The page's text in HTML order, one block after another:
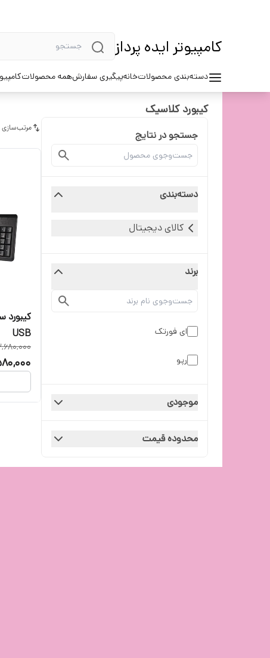
کامپیوتر ایده پرداز
دسته‌بندی محصولاتخانهپیگیری سفارشهمه محصولات
کیبورد کلاسیک
جستجو در نتایج
دسته‌بندی
کالای دیجیتال
برند
ای فورتک
رپو
موجودی
محدوده قیمت
USB